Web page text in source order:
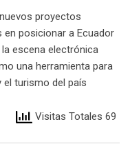
proyectos
posicionar a Ecuador
escena electrónica
una herramienta para
el turismo del país
Visitas Totales 69